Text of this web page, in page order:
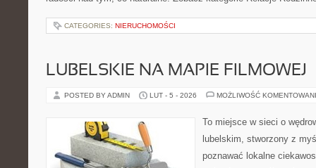
CATEGORIES: NIERUCHOMOŚCI
LUBELSKIE NA MAPIE FILMOWEJ
POSTED BY ADMIN LUT - 5 - 2026 MOŻLIWOŚĆ
To miejsce w sieci o
lubelskim, stworzony z
poznawać lokalne